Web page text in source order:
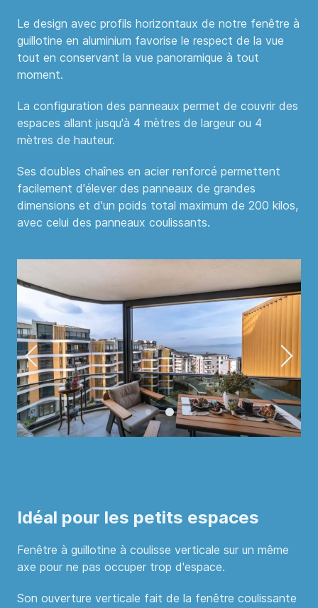
Le design avec profils horizontaux de notre fenêtre à
guillotine en aluminium favorise le respect de la vue
tout en conservant la vue panoramique à tout
moment.
La configuration des panneaux permet de couvrir des
espaces allant jusqu'à 4 mètres de largeur ou 4
mètres de hauteur.
Ses doubles chaînes en acier renforcé permettent
facilement d'élever des panneaux de grandes
dimensions et d'un poids total maximum de 200 kilos,
avec celui des panneaux coulissants.
Idéal pour les petits espaces
Fenêtre à guillotine à coulisse verticale sur un même
axe pour ne pas occuper trop d'espace.
Son ouverture verticale fait de la fenêtre coulissante